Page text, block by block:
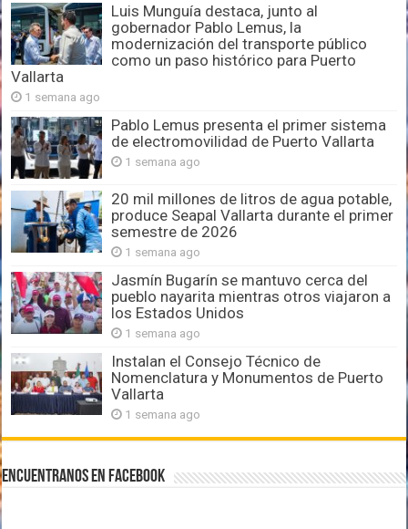
Luis Munguía destaca, junto al
gobernador Pablo Lemus, la
modernización del transporte público
como un paso histórico para Puerto
Vallarta
1 semana ago
Pablo Lemus presenta el primer sistema
de electromovilidad de Puerto Vallarta
1 semana ago
20 mil millones de litros de agua potable,
produce Seapal Vallarta durante el primer
semestre de 2026
1 semana ago
Jasmín Bugarín se mantuvo cerca del
pueblo nayarita mientras otros viajaron a
los Estados Unidos
1 semana ago
Instalan el Consejo Técnico de
Nomenclatura y Monumentos de Puerto
Vallarta
1 semana ago
Encuentranos en Facebook